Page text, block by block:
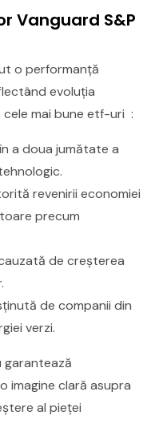
Vanguard S&P
o performanță
evoluția
cele mai bune etf-uri :
a doua jumătate a
revenirii economiei
precum
de creșterea
de companii din
verzi.
garantează
imagine clară asupra
al pieței